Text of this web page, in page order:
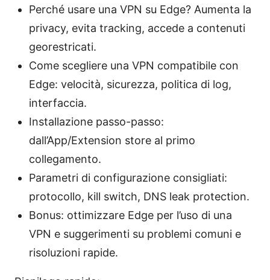
Perché usare una VPN su Edge? Aumenta la
privacy, evita tracking, accede a contenuti
georestricati.
Come scegliere una VPN compatibile con
Edge: velocità, sicurezza, politica di log,
interfaccia.
Installazione passo-passo:
dall’App/Extension store al primo
collegamento.
Parametri di configurazione consigliati:
protocollo, kill switch, DNS leak protection.
Bonus: ottimizzare Edge per l’uso di una
VPN e suggerimenti su problemi comuni e
risoluzioni rapide.